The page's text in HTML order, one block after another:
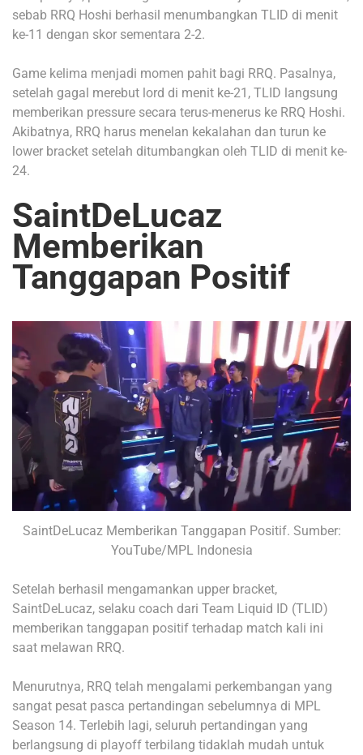
sebab RRQ Hoshi berhasil menumbangkan TLID di menit
ke-11 dengan skor sementara 2-2.
Game kelima menjadi momen pahit bagi RRQ. Pasalnya,
setelah gagal merebut lord di menit ke-21, TLID langsung
memberikan pressure secara terus-menerus ke RRQ Hoshi.
Akibatnya, RRQ harus menelan kekalahan dan turun ke
lower bracket setelah ditumbangkan oleh TLID di menit ke-
24.
SaintDeLucaz
Memberikan
Tanggapan Positif
SaintDeLucaz Memberikan Tanggapan Positif. Sumber:
YouTube/MPL Indonesia
Setelah berhasil mengamankan upper bracket,
SaintDeLucaz, selaku coach dari Team Liquid ID (TLID)
memberikan tanggapan positif terhadap match kali ini
saat melawan RRQ.
Menurutnya, RRQ telah mengalami perkembangan yang
sangat pesat pasca pertandingan sebelumnya di MPL
Season 14. Terlebih lagi, seluruh pertandingan yang
berlangsung di playoff terbilang tidaklah mudah untuk